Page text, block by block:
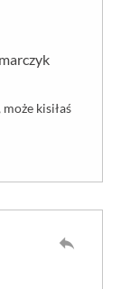
kisiłaś
reply